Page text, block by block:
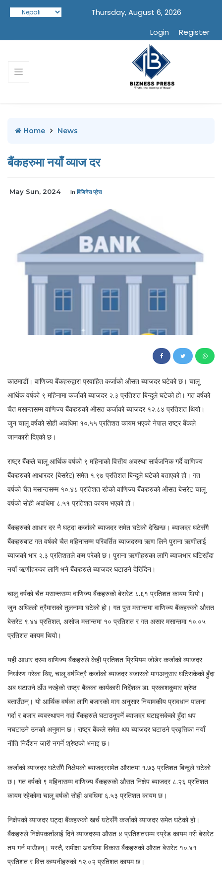
Thursday, August 6, 2026
Login
Register
Home News
बैंकहरुमा नयाँ व्याज दर
May Sun, 2024 In बिजिनेस प्रेस
काठमाडौं। वाणिज्य बैंकहरुद्वारा प्रवाहित कर्जाको औसत ब्याजदर घटेको छ। चालू
आर्थिक वर्षको ९ महिनामा कर्जाको ब्याजदर २.३ प्रतिशत बिन्दुले घटेको हो। गत वर्षको
चैत मसान्तसम्म वाणिज्य बैंकहरुको औसत कर्जाको ब्याजदर १२.८४ प्रतिशत थियो।
जुन चालू वर्षको सोही अवधिमा १०.५५ प्रतिशत कायम भएको नेपाल राष्ट्र बैंकले
जानकारी दिएको छ।
राष्ट्र बैंकले चालू आर्थिक वर्षको ९ महिनाको वित्तीय अवस्था सार्वजनिक गर्दै वाणिज्य
बैंकहरुको आधारदर (बेसरेट) समेत १.९७ प्रतिशत बिन्दुले घटेको बताएको हो। गत
वर्षको चैत मसान्तसम्म १०.४८ प्रतिशत रहेको वाणिज्य बैंकहरुको औसत बेसरेट चालू
वर्षको सोही अवधिमा ८.५१ प्रतिशत कायम भएको हो।
बैंकहरुको आधार दर नै घट्दा कर्जाको ब्याजदर समेत घटेको देखिन्छ। ब्याजदर घटेसँगै
बैंकहरुबाट गत वर्षको चैत महिनासम्म परिवर्तित ब्याजदरमा ऋण लिने पुराना ऋणीलाई
ब्याजको भार २.३ प्रतिशतले कम परेको छ। पुराना ऋणीहरुका लागि ब्याजभार घटिरहँदा
नयाँ ऋणीहरुका लागि भने बैंकहरुले ब्याजदर घटाउने देखिँदैन।
चालु वर्षको चैत मसान्तसम्म वाणिज्य बैंकहरुको बेसरेट ८.६१ प्रतिशत कायम थियो।
जुन अघिल्लो त्रैमासको तुलनामा घटेको हो। गत पुस मसान्तमा वाणिज्य बैंकहरुको औसत
बेसरेट ९.४४ प्रतिशत, असोज मसान्तमा १० प्रतिशत र गत असार मसान्तमा १०.०५
प्रतिशत कायम थियो।
यही आधार दरमा वाणिज्य बैंकहरुले केही प्रतिशत प्रिमियम जोडेर कर्जाको ब्याजदर
निर्धारण गरेका थिए, चालू वर्षभित्रै कर्जाको ब्याजदर बजारको मागअनुसार घटिसकेको हुँदा
अब घटाउने ठाँउ नरहेको राष्ट्र बैंकका कार्यकारी निर्देशक डा. प्रकाशकुमार श्रेष्ठ
बताउँछन्। यो आर्थिक वर्षका लागि बजारको माग अनुसार नियामकीय प्रावधान पालना
गर्दा र बजार व्यवस्थापन गर्दा बैंकहरुले घटाउनुपर्ने ब्याजदर घटाइसकेको हुँदा थप
नघटाउने उनको अनुमान छ। राष्ट्र बैंकले समेत थप ब्याजदर घटाउने प्रवृत्तिका नयाँ
नीति निर्देशन जारी नगर्ने श्रेष्ठको भनाइ छ।
कर्जाको ब्याजदर घटेसँगै निक्षेपको ब्याजदरसमेत औसतमा १.७३ प्रतिशत बिन्दुले घटेको
छ। गत वर्षको ९ महिनासम्म वाणिज्य बैंकहरुको औसत निक्षेप ब्याजदर ८.२६ प्रतिशत
कायम रहेकोमा चालू वर्षको सोही अवधिमा ६.५३ प्रतिशत कायम छ।
निक्षेपको ब्याजदर घट्दा बैंकहरुको खर्च घटेसँगै कर्जाको ब्याजदर समेत घटेको हो।
बैंकहरुले निक्षेपकर्तालाई दिने ब्याजदरमा औसत ४ प्रतिशतसम्म स्प्रेड कायम गरी बेसरेट
तय गर्न पाउँछन्। यस्तै, समीक्षा अवधिमा विकास बैंकहरुको औसत बेसरेट १०.४१
प्रतिशत र वित्त कम्पनीहरुको १२.०२ प्रतिशत कायम छ।